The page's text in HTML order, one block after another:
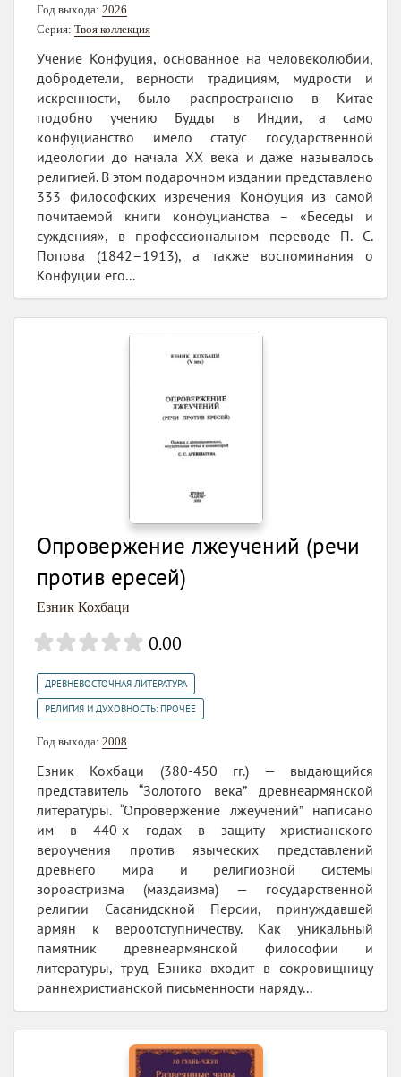
Год выхода: 2026
Серия: Твоя коллекция
Учение Конфуция, основанное на человеколюбии,
добродетели, верности традициям, мудрости и
искренности, было распространено в Китае
подобно учению Будды в Индии, а само
конфуцианство имело статус государственной
идеологии до начала XX века и даже называлось
религией. В этом подарочном издании представлено
333 философских изречения Конфуция из самой
почитаемой книги конфуцианства – «Беседы и
суждения», в профессиональном переводе П. С.
Попова (1842–1913), а также воспоминания о
Конфуции его...
Опровержение лжеучений (речи
против ересей)
Езник Кохбаци
0.00
ДРЕВНЕВОСТОЧНАЯ ЛИТЕРАТУРА
РЕЛИГИЯ И ДУХОВНОСТЬ: ПРОЧЕЕ
Год выхода: 2008
Езник Кохбаци (380-450 гг.) — выдающийся
представитель “Золотого века” древнеармянской
литературы. “Опровержение лжеучений” написано
им в 440-х годах в защиту христианского
вероучения против языческих представлений
древнего мира и религиозной системы
зороастризма (маздаизма) — государственной
религии Сасанидскной Персии, принуждавшей
армян к вероотступничеству. Как уникальный
памятник древнеармянской философии и
литературы, труд Езника входит в сокровищницу
раннехристианской письменности наряду...